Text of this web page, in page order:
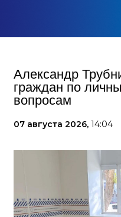
Александр
граждан по
вопросам
07 августа 2026, 14:04